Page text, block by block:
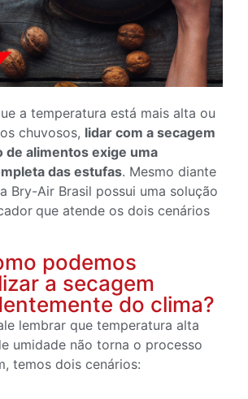
a temperatura está mais alta ou
chuvosos, lidar com a secagem
de alimentos exige uma
das estufas. Mesmo diante
Bry-Air Brasil possui uma solução
que atende os dois cenários
podemos
a secagem
do clima?
lembrar que temperatura alta
umidade não torna o processo
temos dois cenários: